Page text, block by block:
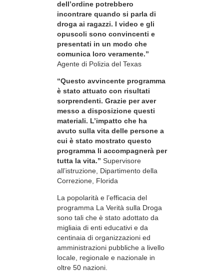
dell’ordine potrebbero
incontrare quando si parla di
droga ai ragazzi. I video e gli
opuscoli sono convincenti e
presentati in un modo che
comunica loro veramente.”
Agente di Polizia del Texas
“Questo avvincente programma
è stato attuato con risultati
sorprendenti. Grazie per aver
messo a disposizione questi
materiali. L’impatto che ha
avuto sulla vita delle persone a
cui è stato mostrato questo
programma li accompagnerà per
tutta la vita.” Supervisore
all’istruzione, Dipartimento della
Correzione, Florida
La popolarità e l’efficacia del
programma La Verità sulla Droga
sono tali che è stato adottato da
migliaia di enti educativi e da
centinaia di organizzazioni ed
amministrazioni pubbliche a livello
locale, regionale e nazionale in
oltre 50 nazioni.